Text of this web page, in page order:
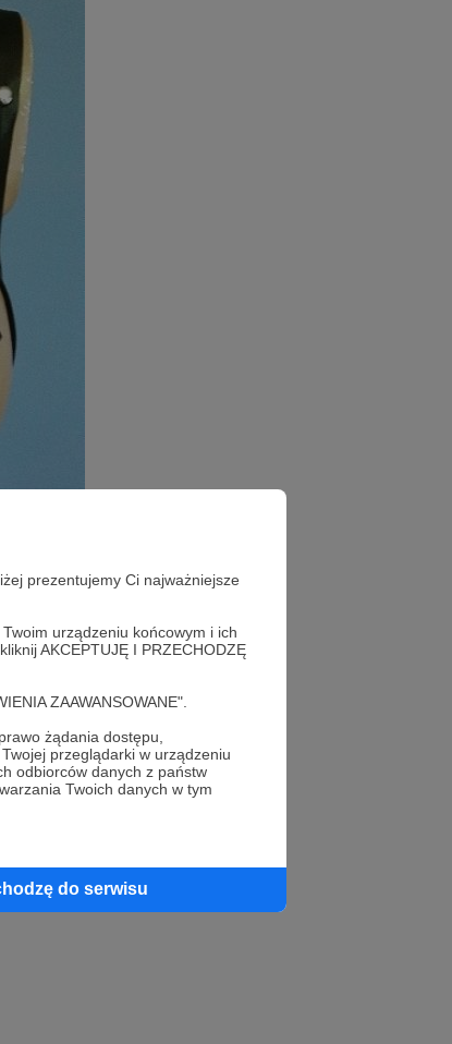
prezentujemy Ci najważniejsze
urządzeniu końcowym i ich
AKCEPTUJĘ I PRZECHODZĘ
ZAAWANSOWANE".
żądania dostępu,
przeglądarki w urządzeniu
odbiorców danych z państw
Twoich danych w tym
do serwisu
pytanie:
-